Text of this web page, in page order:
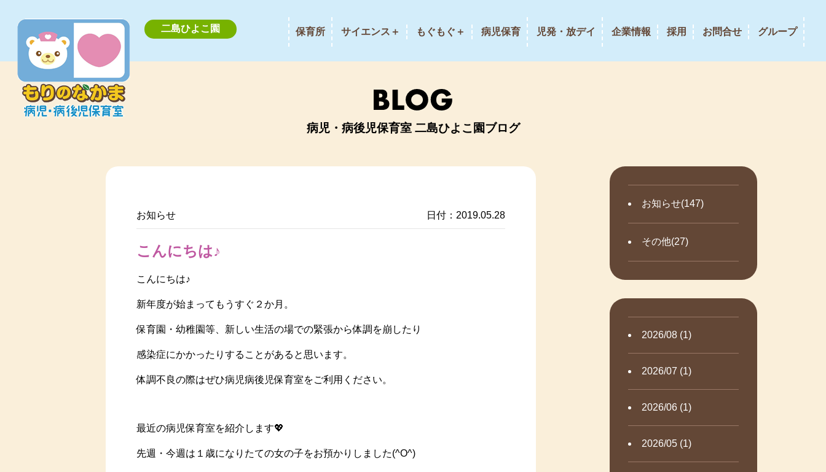
二島ひよこ園 保育所 サイエンス＋ もぐもぐ＋ 病児保育 児発・放デイ 企業情報 採用 お問合せ グループ
病児・病後児保育室 二島ひよこ園ブログ
お知らせ(147)
その他(27)
2026/08 (1)
2026/07 (1)
2026/06 (1)
2026/05 (1)
お知らせ 日付：2019.05.28
こんにちは♪
こんにちは♪
新年度が始まってもうすぐ２か月。
保育園・幼稚園等、新しい生活の場での緊張から体調を崩したり
感染症にかかったりすることがあると思います。
体調不良の際はぜひ病児病後児保育室をご利用ください。
最近の病児保育室を紹介します💖
先週・今週は１歳になりたての女の子をお預かりしました(^O^)